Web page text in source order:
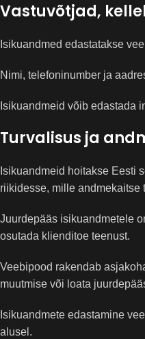
Vastuvõtjad,
Isikuandmed edastatakse
Nimi, telefoninumber ja
Isikuandmeid võib edastada
Turvalisus ja
Isikuandmeid hoitakse Eesti
riikidesse, mille
Juurdepääs isikuandmetele
osutada klienditoe teenust.
Veebipood rakendab
muutmise või loata
Isikuandmete edastamine
alusel.